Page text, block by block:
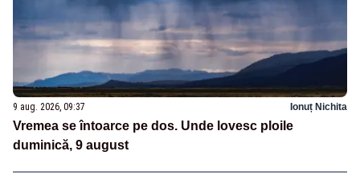
9 aug. 2026, 09:37 Ionuț Nichita
Vremea se întoarce pe dos. Unde lovesc ploile
duminică, 9 august